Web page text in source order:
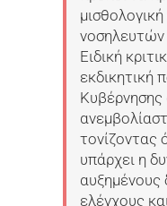
νοσηλευτών
Ειδική
εκδικητική
Κυβέρνησης
τονίζοντας
υπάρχει η
αυξημένους
ελέγχους